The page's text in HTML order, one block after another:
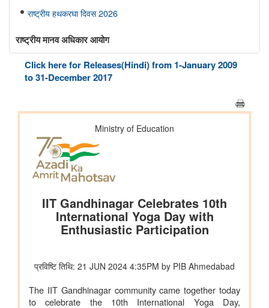
राष्ट्रीय हथकरघा दिवस 2026
राष्ट्रीय मानव अधिकार आयोग
एनएचआरसी ने मध्यप्रदेश के शिवपुरी जिले के सरकारी प्राथमिक विद्यालय में
दलित समुदाय से संबंधित कक्षा 4 के छात्र की शिक्षक द्वारा कथित पिटाई और
जातिवादी टिप्पणियों का स्वतः संज्ञान लिया
राष्ट्रीय मानवाधिकार आयोग (एनएचआरसी) ने हरियाणा में अंबाला जिले के
शाहजादपुर में दूषित पेयजल के सेवन से पीलिया के कारण एक लड़की की मृत्यु
का स्वतः संज्ञान लिया है
Click here for Releases(Hindi) from 1-January 2009
to 31-December 2017